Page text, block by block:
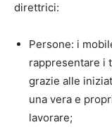
direttrici:
Persone: i
rappresentare i
grazie alle
una vera e
lavorare;